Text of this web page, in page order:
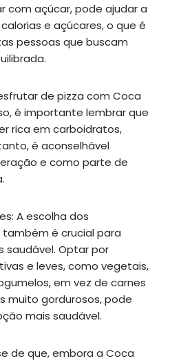
com açúcar, pode ajudar a
e açúcares, o que é
pessoas que buscam
de pizza com Coca
é importante lembrar que
rica em carboidratos,
é aconselhável
e como parte de
A escolha dos
é crucial para
saudável. Optar por
e leves, como vegetais,
em vez de carnes
muito gordurosos, pode
mais saudável.
de que, embora a Coca